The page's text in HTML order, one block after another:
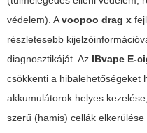
védelem). Avoopoo drag x
részletesebb
diagnosztikáját. Az IBvape E-
csökkenti a hibalehetőségeket
akkumulátorok helyes
szerű (hamis) cellák